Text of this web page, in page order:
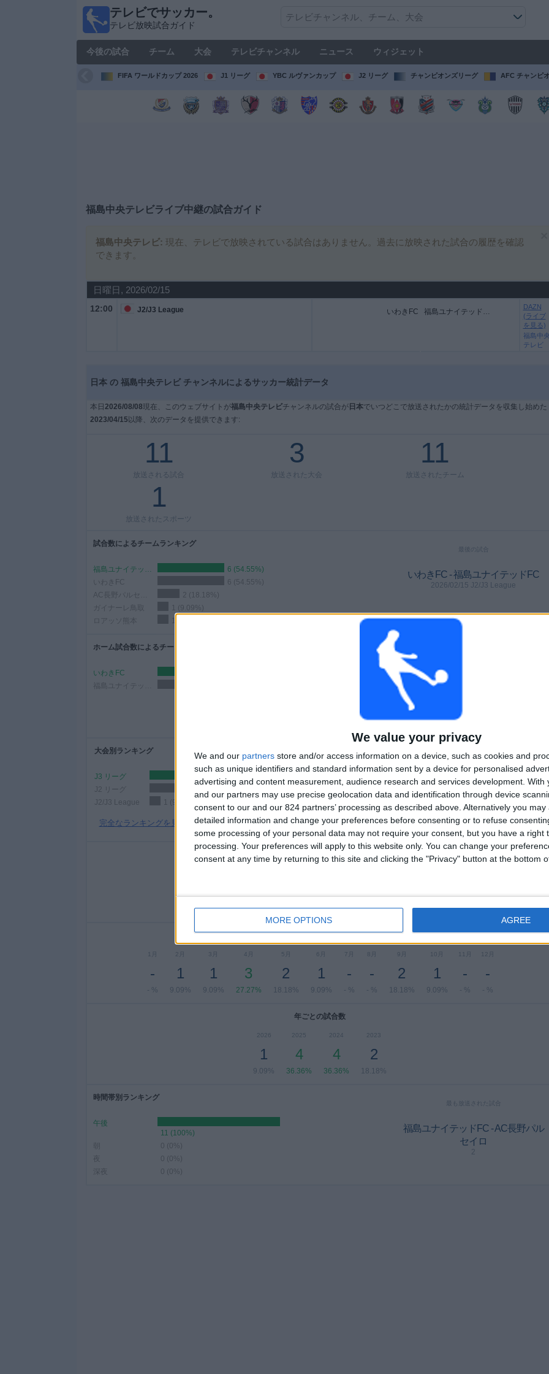
We value your privacy
We and our partners store and/or access information on a device, such as cookies and
such as unique identifiers and standard information sent by a device for personalised
advertising and content measurement, audience research and services development. With
and our partners may use precise geolocation data and identification through device
consent to our and our 824 partners’ processing as described above. Alternatively you
detailed information and change your preferences before consenting or to refuse
some processing of your personal data may not require your consent, but you have a right
processing. Your preferences will apply to this website only. You can change your
consent at any time by returning to this site and clicking the "Privacy" button at the bottom
MORE OPTIONS AGREE
テレビでサッカー。
テレビ放映試合ガイド
今後の試合 チーム 大会 テレビチャンネル ニュース ウィジェット
FIFA ワールドカップ 2026 J1 リーグ YBC ルヴァンカップ J2 リーグ チャンピオンズリーグ AFC チャンピ
福島中央テレビライブ中継の試合ガイド
福島中央テレビ: 現在、テレビで放映されている試合はありません。過去に放映された試合の履歴を確認
できます。
日曜日, 2026/02/15
12:00 J2/J3 League いわきFC 福島ユナイテッドFC
DAZN
(ライブ
を見る)
福島中
テレビ
日本 の 福島中央テレビ チャンネルによるサッカー統計データ
本日 2026/08/08現在、このウェブサイトが福島中央テレビチャンネルの試合が日本でいつどこで放送されたかの統計データを収集し始めた
2023/04/15 以降、次のデータを提供できます:
11
放送される試合
3
放送された大会
11
放送されたチーム
1
放送されたスポーツ
試合数によるチームランキング
福島ユナイテッドFC
6 (54.55%)
いわきFC
6 (54.55%)
2 (18.18%)
ガイナーレ鳥取
1 (9.09%)
ロアッソ熊本
最後の試合
いわきFC - 福島ユナイテッドFC
2026/02/15 J2/J3 League
ホーム試合数によるチームランキング
いわきFC
アウェイ試合数によるチームランキング
2 (18.18%)
1 (9.09%)
1 (9.09%)
鹿児島ﾕﾅｲﾃｯﾄﾞFC
1 (9.09%)
大会別ランキング
J3 リーグ
5 (45.45%)
J2 リーグ
5 (45.45%)
J2/J3 League
1 (9.09%)
完全なランキングを見る
スポーツ別ランキング
フットボール 11 (100%)
完全なランキングを見る
曜日別試合数
-
- %
-
- %
-
- %
-
- %
-
- %
4
36.36%
7
63.64%
月別試合数
1月
-
- %
2月
1
9.09%
3月
1
9.09%
4月
3
27.27%
5月
2
18.18%
6月
1
9.09%
7月
-
- %
8月
-
- %
9月
2
18.18%
10月
1
9.09%
11月
-
- %
12月
-
- %
年ごとの試合数
2026
1
9.09%
2025
4
36.36%
2024
4
36.36%
2023
2
18.18%
時間帯別ランキング
午後
11 (100%)
0 (0%)
夜
0 (0%)
深夜
0 (0%)
最も放送された試合
福島ユナイテッドFC - AC長野パル
セイロ
2